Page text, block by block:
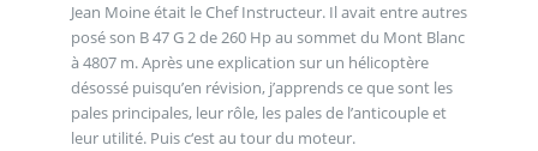
Jean Moine était le Chef Instructeur. Il avait entre autres
posé son B 47 G 2 de 260 Hp au sommet du Mont Blanc
à 4807 m. Après une explication sur un hélicoptère
désossé puisqu’en révision, j’apprends ce que sont les
pales principales, leur rôle, les pales de l’anticouple et
leur utilité. Puis c‘est au tour du moteur.